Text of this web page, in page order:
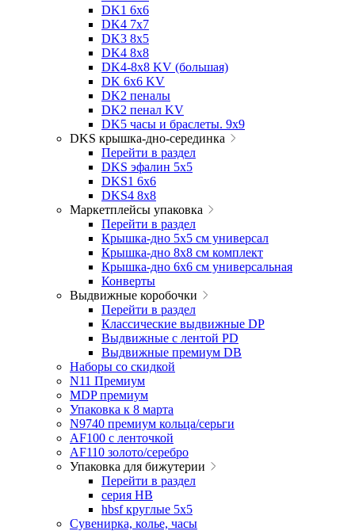
DK1 6x6
DK4 7х7
DK3 8x5
DK4 8x8
DK4-8x8 KV (большая)
DK 6х6 KV
DK2 пеналы
DK2 пенал KV
DK5 часы и браслеты. 9x9
DKS крышка-дно-серединка
Перейти в раздел
DKS эфалин 5x5
DKS1 6x6
DKS4 8x8
Маркетплейсы упаковка
Перейти в раздел
Крышка-дно 5x5 см универсал
Крышка-дно 8x8 см комплект
Крышка-дно 6x6 см универсальная
Конверты
Выдвижные коробочки
Перейти в раздел
Классические выдвижные DP
Выдвижные с лентой PD
Выдвижные премиум DB
Наборы со скидкой
N11 Премиум
MDP премиум
Упаковка к 8 марта
N9740 премиум кольца/серьги
AF100 с ленточкой
AF110 золото/серебро
Упаковка для бижутерии
Перейти в раздел
серия HB
hbsf круглые 5x5
Сувенирка, колье, часы